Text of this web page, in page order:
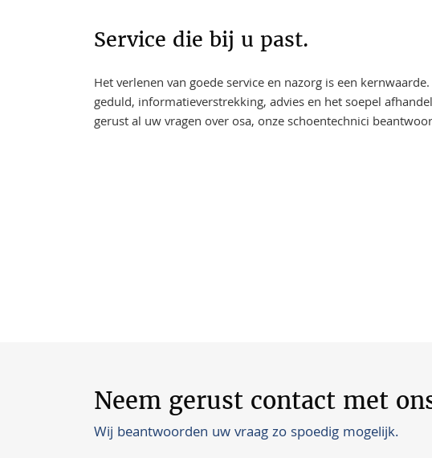
Service die bij u past.
Het verlenen van goede service en nazorg is een
geduld, informatieverstrekking, advies en het soepel
gerust al uw vragen over osa, onze schoentechnici
Neem gerust contact met
Wij beantwoorden uw vraag zo spoedig mogelijk.